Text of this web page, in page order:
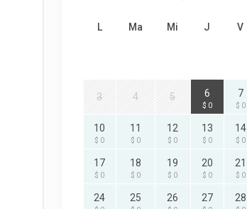
L Ma Mi J V
3 4 5 6
$ 0
7
$ 0
10
$ 0
11
$ 0
12
$ 0
13
$ 0
14
$ 0
17
$ 0
18
$ 0
19
$ 0
20
$ 0
21
$ 0
24 25 26 27 28